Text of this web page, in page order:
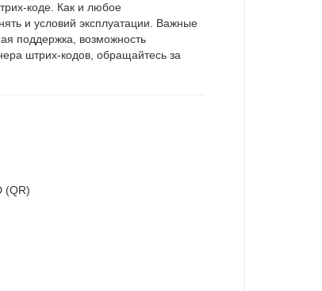
коде. Как и любое
и условий эксплуатации. Важные
поддержка, возможность
штрих-кодов, обращайтесь за
(QR)